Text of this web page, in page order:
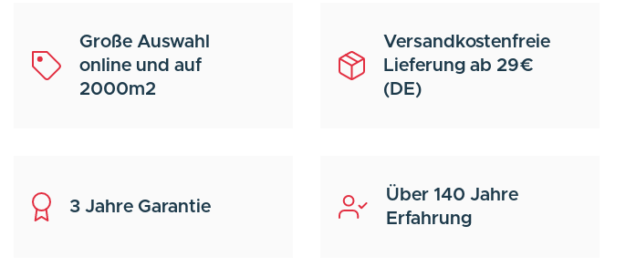
Große Auswahl
online und auf
2000m2
Versandkostenfreie
Lieferung ab 29€
(DE)
3 Jahre Garantie
Über 140 Jahre
Erfahrung